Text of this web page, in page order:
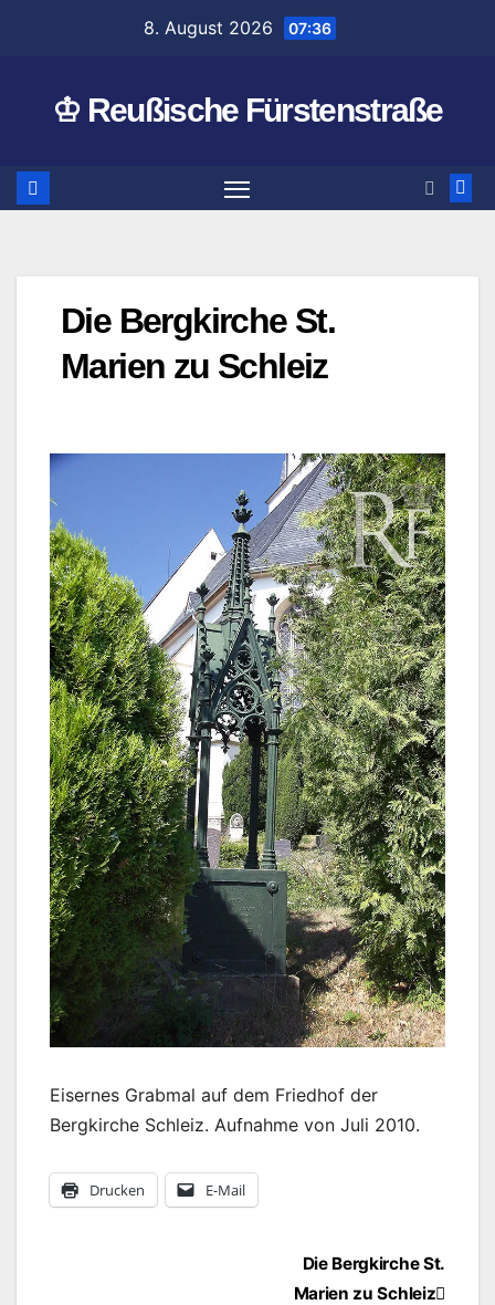
8. August 2026 07:36
♔ Reußische Fürstenstraße
Die Bergkirche St.
Marien zu Schleiz
Eisernes Grabmal auf dem Friedhof der
Bergkirche Schleiz. Aufnahme von Juli 2010.
Drucken E-Mail
BeitragsnavigationDie Bergkirche St.
Marien zu Schleiz